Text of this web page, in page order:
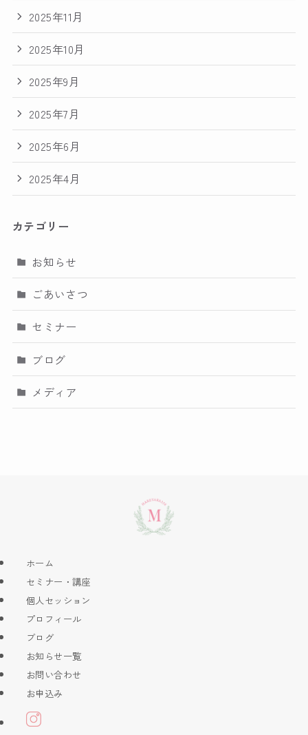
2025年11月
2025年10月
2025年9月
2025年7月
2025年6月
2025年4月
カテゴリー
お知らせ
ごあいさつ
セミナー
ブログ
メディア
ホーム
セミナー・講座
個人セッション
プロフィール
ブログ
お知らせ一覧
お問い合わせ
お申込み